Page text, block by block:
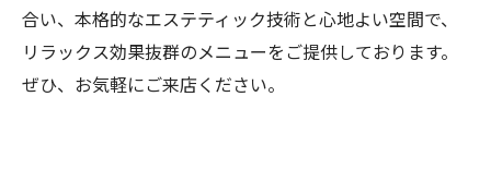
合い、本格的なエステティック技術と心地よい空間で、
リラックス効果抜群のメニューをご提供しております。
ぜひ、お気軽にご来店ください。